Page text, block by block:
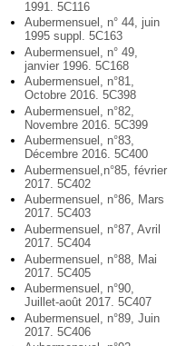
1991. 5C116
Aubermensuel, n° 44, juin
1995 suppl. 5C163
Aubermensuel, n° 49,
janvier 1996. 5C168
Aubermensuel, n°81,
Octobre 2016. 5C398
Aubermensuel, n°82,
Novembre 2016. 5C399
Aubermensuel, n°83,
Décembre 2016. 5C400
Aubermensuel,n°85, février
2017. 5C402
Aubermensuel, n°86, Mars
2017. 5C403
Aubermensuel, n°87, Avril
2017. 5C404
Aubermensuel, n°88, Mai
2017. 5C405
Aubermensuel, n°90,
Juillet-août 2017. 5C407
Aubermensuel, n°89, Juin
2017. 5C406